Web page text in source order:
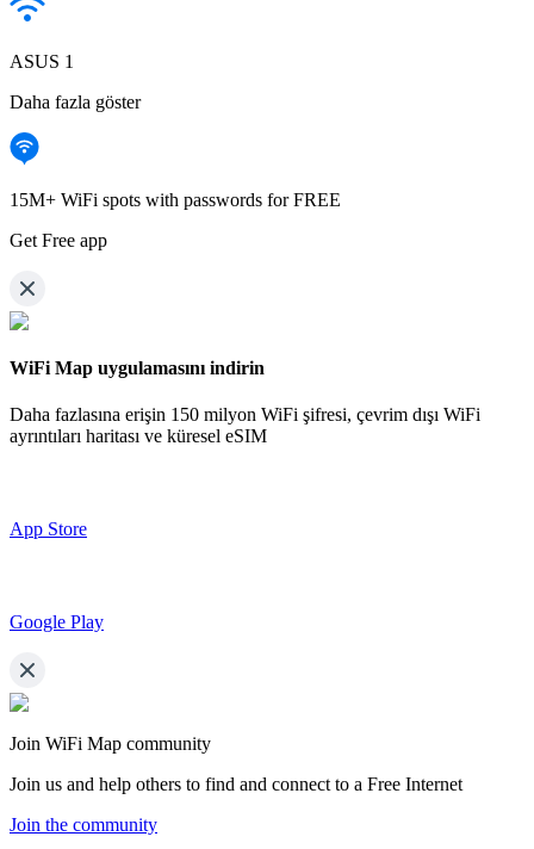
ASUS 1
Daha fazla göster
15M+ WiFi spots with passwords for FREE
Get Free app
WiFi Map uygulamasını indirin
Daha fazlasına erişin 150 milyon WiFi şifresi, çevrim dışı WiFi
ayrıntıları haritası ve küresel eSIM
App Store
Google Play
Join WiFi Map community
Join us and help others to find and connect to a Free Internet
Join the community